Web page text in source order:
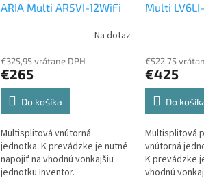
ARIA Multi AR5VI-12WiFi
Na dotaz
€325,95 vrátane DPH
€265
Do košíka
Multisplitová vnútorná
jednotka. K prevádzke je nutné
napojiť na vhodnú vonkajšiu
jednotku Inventor.
Multi
jednotka k
€522,75
€425
Do
Multisplitová
vnútorná
K prevádzke
vhodnú